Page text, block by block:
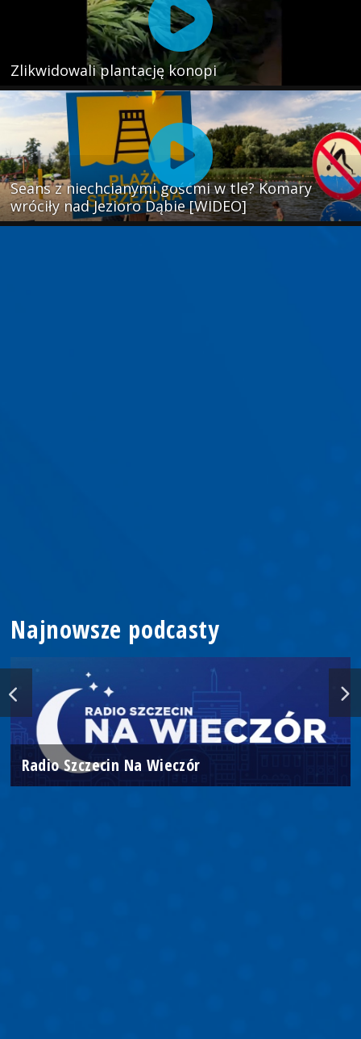
Zlikwidowali plantację konopi
Seans z niechcianymi gośćmi w tle? Komary
wróciły nad Jezioro Dąbie [WIDEO]
Najnowsze podcasty
Radio Szczecin Na Wieczór